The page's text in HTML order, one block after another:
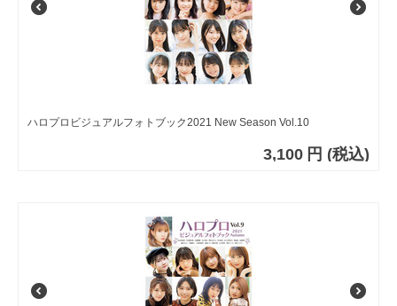
ハロプロビジュアルフォトブック2021 New Season Vol.10
3,100 円 (税込)